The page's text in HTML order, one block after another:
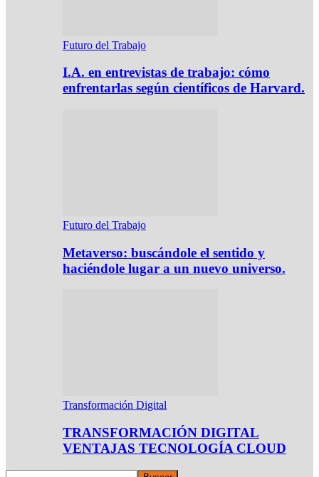
Futuro del Trabajo
I.A. en entrevistas de trabajo: cómo
enfrentarlas según científicos de Harvard.
Futuro del Trabajo
Metaverso: buscándole el sentido y
haciéndole lugar a un nuevo universo.
Transformación Digital
TRANSFORMACIÓN DIGITAL
VENTAJAS TECNOLOGÍA CLOUD